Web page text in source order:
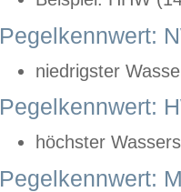
Pegelkennwert:
niedrigster
Pegelkennwert:
höchster
Pegelkennwert: